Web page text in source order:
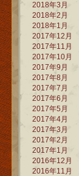
2018年3月
2018年2月
2018年1月
2017年12月
2017年11月
2017年10月
2017年9月
2017年8月
2017年7月
2017年6月
2017年5月
2017年4月
2017年3月
2017年2月
2017年1月
2016年12月
2016年11月